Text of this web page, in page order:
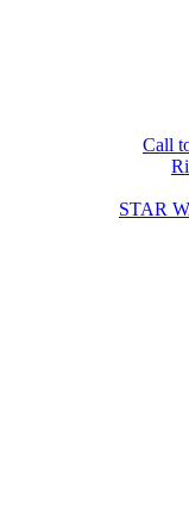
Call
STAR